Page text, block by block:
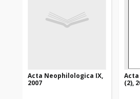
Acta Neophilologica IX,
2007
(2),